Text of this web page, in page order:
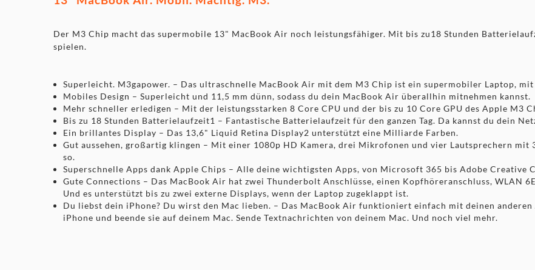
Starte eine E-Mail auf deinem iPhone und beende sie auf deinem Mac. Sende
Der M3 Chip macht das supermobile 13" MacBook Air noch leistungsfähiger. Mit bis zu18 Stunden
spielen.
Superleicht. M3gapower. – Das ultraschnelle MacBook Air mit dem M3 Chip ist ein supermobiler Laptop,
Mobiles Design – Superleicht und 11,5 mm dünn, sodass du dein MacBook Air überallhin mitnehmen kannst.
Mehr schneller erledigen – Mit der leistungsstarken 8 Core CPU und der bis zu 10 Core GPU des Apple M3
Bis zu 18 Stunden Batterielaufzeit1 – Fantastische Batterielaufzeit für den ganzen Tag. Da kannst du dein
Ein brillantes Display – Das 13,6" Liquid Retina Display2 unterstützt eine Milliarde Farben.
Gut aussehen, großartig klingen – Mit einer 1080p HD Kamera, drei Mikrofonen und vier Lautsprechern
so.
Superschnelle Apps dank Apple Chips – Alle deine wichtigsten Apps, von Microsoft 365 bis Adobe Creative
Gute Connections – Das MacBook Air hat zwei Thunderbolt Anschlüsse, einen Kopfhöreranschluss, WLAN
Und es unterstützt bis zu zwei externe Displays, wenn der Laptop zugeklappt ist.
Du liebst dein iPhone? Du wirst den Mac lieben. – Das MacBook Air funktioniert einfach mit deinen
iPhone und beende sie auf deinem Mac. Sende Textnachrichten von deinem Mac. Und noch viel mehr.